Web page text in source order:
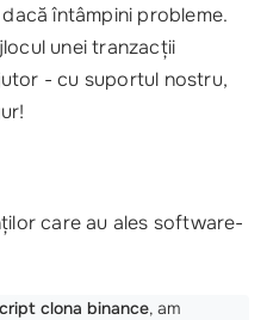
întâmpini probleme.
unei tranzacții
- cu suportul nostru,
care au ales software-
clona binance, am